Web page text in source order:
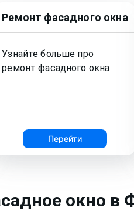
Ремонт фасадного окна
Узнайте больше про
ремонтфасадного окна
Перейти
окно в